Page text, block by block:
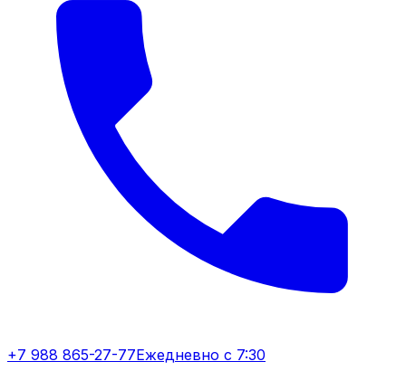
+7 988 865-27-77Ежедневно с 7:30